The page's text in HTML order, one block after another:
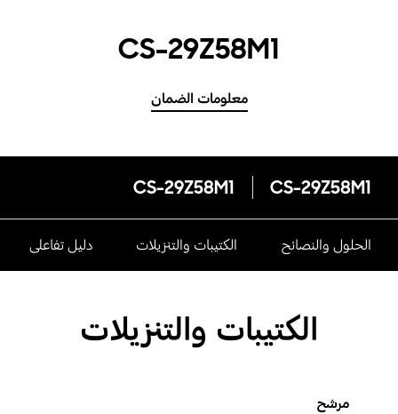
CS-29Z58M1
معلومات الضمان
CS-29Z58M1
CS-29Z58M1
الحلول والنصائح الكتيبات والتنزيلات دليل تفاعلى
الكتيبات والتنزيلات
مرشح